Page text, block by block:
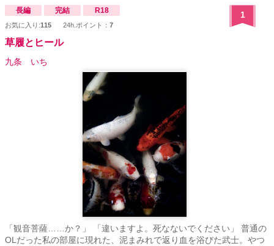
長編 完結 R18
お気に入り:115 24h.ポイント： 7
1
草履とヒール
九条 いち
「観音菩薩……か？」 「違いますよ。死なないでください」 普通の
OLだった私の部屋に現れた、泥まみれで返り血を浴びた武士。やつ